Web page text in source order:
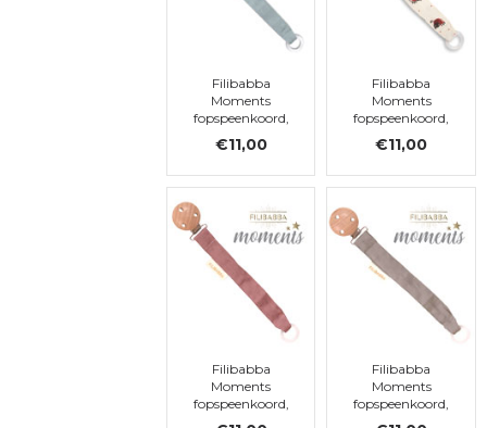
Filibabba
Moments
fopspeenkoord,
Moss Green
€11,00
Filibabba
Moments
fopspeenkoord,
Lucky
€11,00
Filibabba
Moments
fopspeenkoord,
Filibabba
Moments
fopspeenkoord,